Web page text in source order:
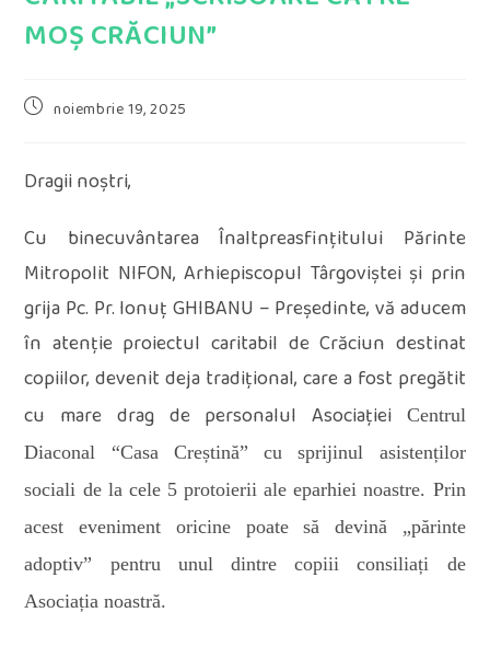
MOȘ CRĂCIUN”
Postnoiembrie 19, 2025
Dragii noștri,
Cu binecuvântarea Înaltpreasfințitului Părinte
Mitropolit NIFON, Arhiepiscopul Târgoviștei și prin
grija Pc. Pr. Ionuț GHIBANU – Președinte, vă aducem
în atenție proiectul caritabil de Crăciun destinat
copiilor, devenit deja tradițional, care a fost pregătit
cu mare drag de personalul Asociației
Centrul
Diaconal “Casa Creștină” cu sprijinul asistenților
sociali de la cele 5 protoierii ale eparhiei noastre. Prin
acest eveniment oricine poate să devină „părinte
adoptiv” pentru unul dintre copiii consiliați de
Asociația noastră.